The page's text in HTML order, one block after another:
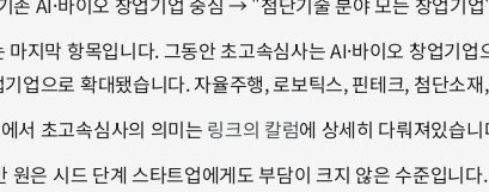
마지막 항목입니다. 그동안 초고속심사는 AI·바이오 창업기
업으로 확대됐습니다. 자율주행, 로보틱스, 핀테크, 첨단소
서 초고속심사의 의미는 링크의 칼럼에 상세히 다뤄져있습니
원은 시드 단계 스타트업에게도 부담이 크지 않은 수준입니